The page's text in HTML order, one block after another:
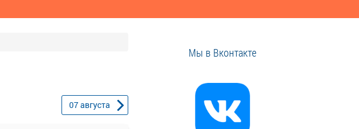
07августа
Мы в Вконтакте